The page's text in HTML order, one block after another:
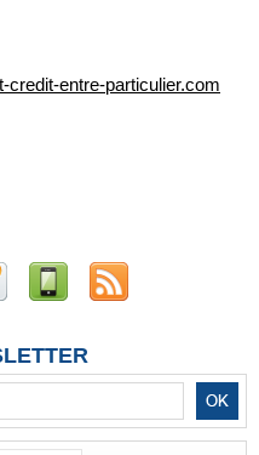
credit-entre-particulier.com